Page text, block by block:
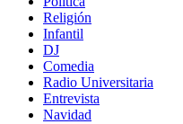
Religión
Infantil
DJ
Comedia
Radio Universitaria
Entrevista
Navidad